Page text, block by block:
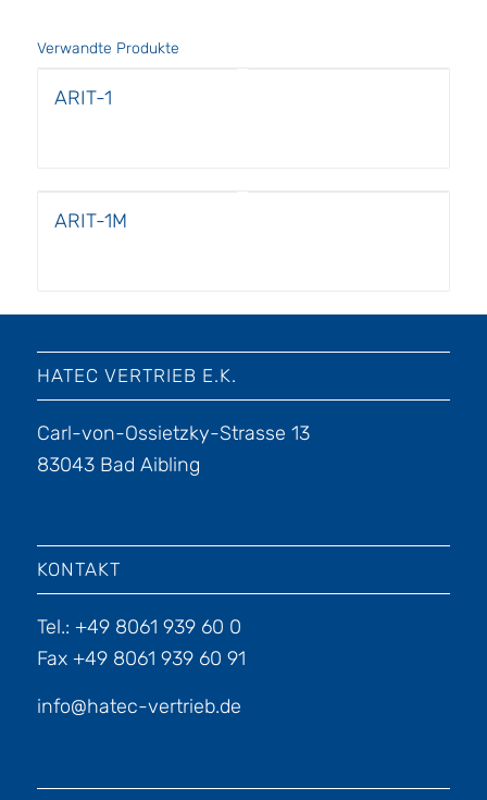
Verwandte Produkte
ARIT-1
ARIT-1M
HATEC VERTRIEB E.K.
Carl-von-Ossietzky-Strasse 13
83043 Bad Aibling
KONTAKT
Tel.: +49 8061 939 60 0
Fax +49 8061 939 60 91
info@hatec-vertrieb.de